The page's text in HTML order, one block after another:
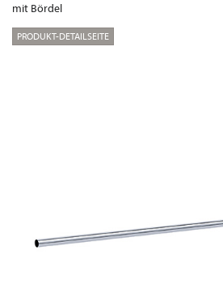
mit Bördel
PRODUKT-DETAILSEITE